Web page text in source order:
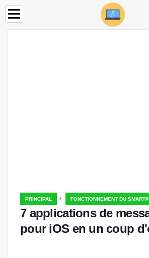
PRINCIPAL › FONCTIONNEMENT DU
7 applications de
pour iOS en un coup